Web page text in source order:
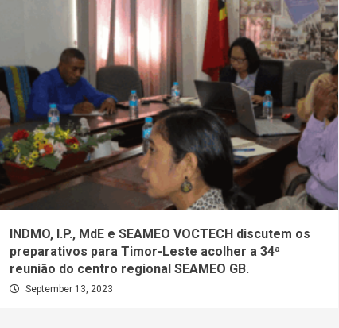
INDMO, I.P., MdE e SEAMEO VOCTECH discutem os
preparativos para Timor-Leste acolher a 34ª
reunião do centro regional SEAMEO GB.
September 13, 2023